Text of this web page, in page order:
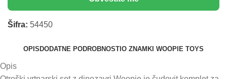
Šifra: 54450
OPIS DODATNE PODROBNOSTI O ZNAMKI WOOPIE TOYS
Opis